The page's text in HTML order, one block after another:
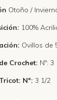
Otoño /
100%
Ovillos de
Crochet: Nº: 3
Nº: 3 1/2